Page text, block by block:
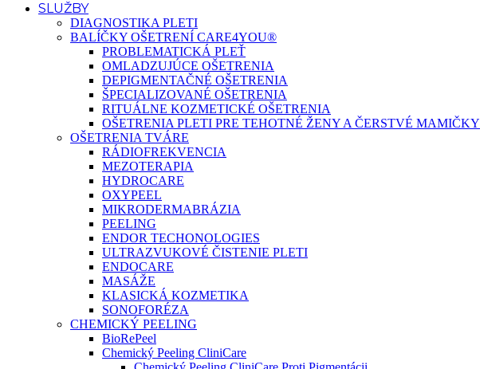
SLUŽBY
DIAGNOSTIKA PLETI
BALÍČKY OŠETRENÍ CARE4YOU®
PROBLEMATICKÁ PLEŤ
OMLADZUJÚCE OŠETRENIA
DEPIGMENTAČNÉ OŠETRENIA
ŠPECIALIZOVANÉ OŠETRENIA
RITUÁLNE KOZMETICKÉ OŠETRENIA
OŠETRENIA PLETI PRE TEHOTNÉ ŽENY A ČERSTVÉ MAMIČKY
OŠETRENIA TVÁRE
RÁDIOFREKVENCIA
MEZOTERAPIA
HYDROCARE
OXYPEEL
MIKRODERMABRÁZIA
PEELING
ENDOR TECHONOLOGIES
ULTRAZVUKOVÉ ČISTENIE PLETI
ENDOCARE
MASÁŽE
KLASICKÁ KOZMETIKA
SONOFORÉZA
CHEMICKÝ PEELING
BioRePeel
Chemický Peeling CliniCare